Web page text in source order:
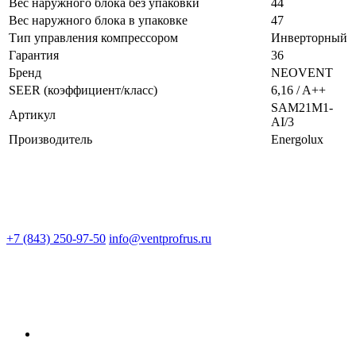
Вес наружного блока в упаковке
47
Тип управления компрессором
Инверторный
Гарантия
36
Бренд
NEOVENT
SEER (коэффициент/класс)
6,16 / A++
Артикул
SAM21M1-
AI/3
Производитель
Energolux
+7 (843) 250-97-50 info@ventprofrus.ru